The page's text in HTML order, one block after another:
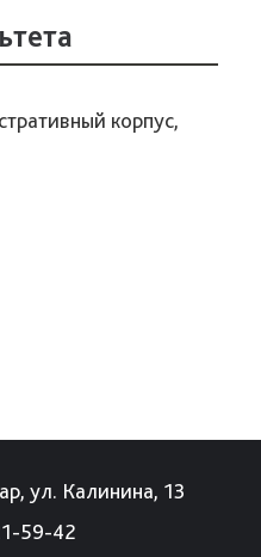
корпус,
ул. Калинина, 13
59-42